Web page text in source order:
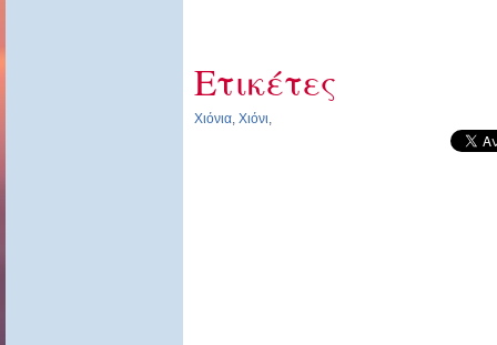
Ετικέτες
Χιόνια, Χιόνι,